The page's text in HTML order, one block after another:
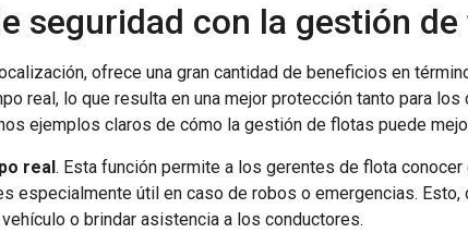
seguridad con la gestión
ofrece una gran cantidad de beneficios en
real, lo que resulta en una mejor protección tanto para
ejemplos claros de cómo la gestión de flotas puede
real. Esta función permite a los gerentes de flota
especialmente útil en caso de robos o emergencias.
o brindar asistencia a los conductores.